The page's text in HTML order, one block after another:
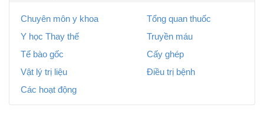
Chuyên môn y khoa
Tổng quan thuốc
Y học Thay thế
Truyền máu
Tế bào gốc
Cấy ghép
Vật lý trị liệu
Điều trị bệnh
Các hoạt động